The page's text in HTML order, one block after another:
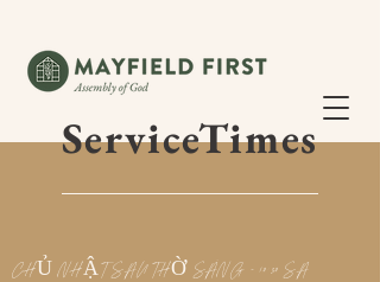
ServiceTimes
CHỦ NHẬT SAU THỜ SÁNG - 10:30 SA